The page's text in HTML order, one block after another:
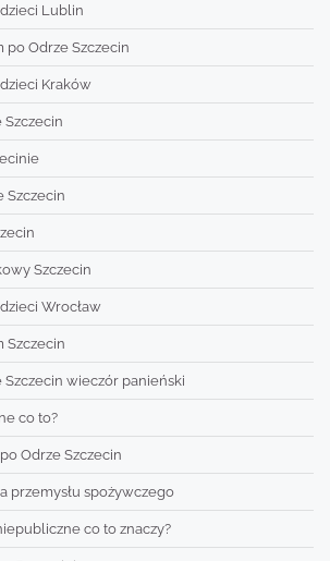
Lublin
po Odrze Szczecin
Kraków
Szczecin
Szczecin
Szczecin
Wrocław
Szczecin
Szczecin wieczór panieński
co to?
Odrze Szczecin
przemysłu spożywczego
co to znaczy?